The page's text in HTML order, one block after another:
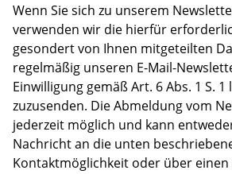
Wenn Sie sich zu unserem
verwenden wir die hierfür
gesondert von Ihnen mitgeteilten
regelmäßig unseren E-Mail-
Einwilligung gemäß Art. 6 Abs. 1 S. 1
zuzusenden. Die Abmeldung vom
jederzeit möglich und kann
Nachricht an die unten
Kontaktmöglichkeit oder über